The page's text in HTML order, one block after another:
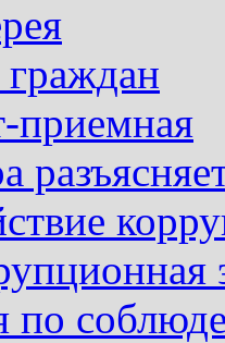
приемная
по